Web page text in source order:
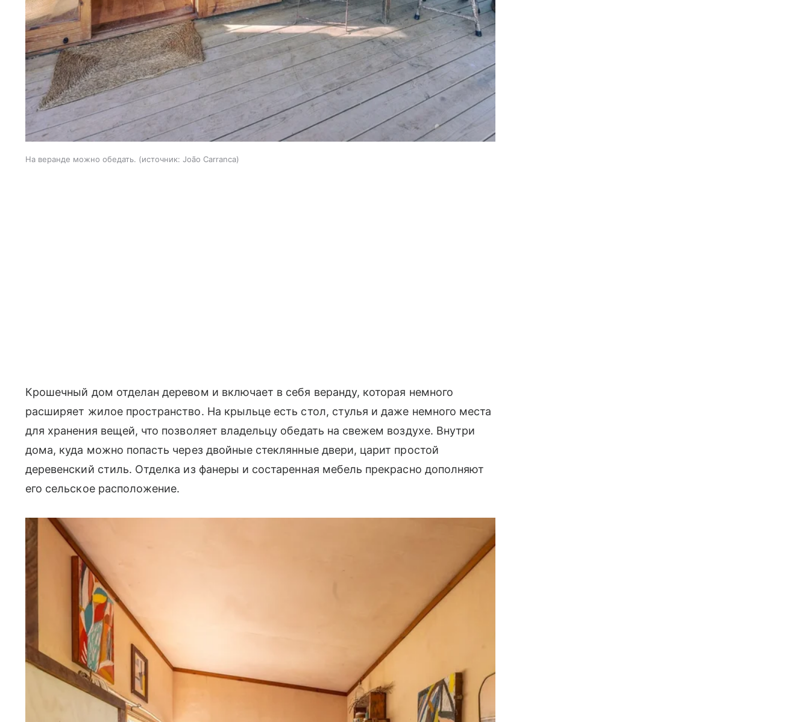
На веранде можно обедать. источник: João Carranca
Крошечный дом отделан деревом и включает в себя веранду, которая немного
расширяет жилое пространство. На крыльце есть стол, стулья и даже немного места
для хранения вещей, что позволяет владельцу обедать на свежем воздухе. Внутри
дома, куда можно попасть через двойные стеклянные двери, царит простой
деревенский стиль. Отделка из фанеры и состаренная мебель прекрасно дополняют
его сельское расположение.